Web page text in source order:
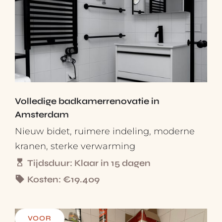
Volledige badkamerrenovatie in
Amsterdam
Nieuw bidet, ruimere indeling, moderne
kranen, sterke verwarming
Tijdsduur: Klaar in 15 dagen
Kosten: €19.409
VOOR